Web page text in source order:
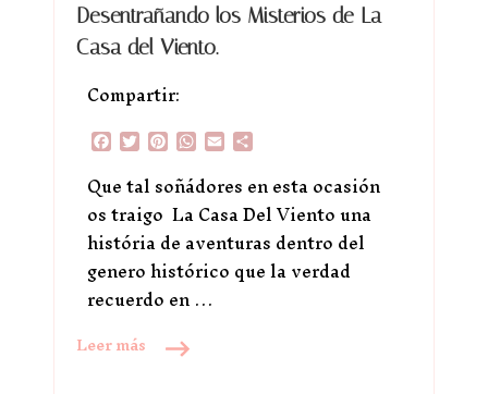
Desentrañando los Misterios de La
Casa del Viento.
Compartir:
Facebook
Twitter
Pinterest
WhatsApp
Email
Que tal soñádores en esta ocasión
os traigo La Casa Del Viento una
história de aventuras dentro del
genero histórico que la verdad
recuerdo en …
Leer más